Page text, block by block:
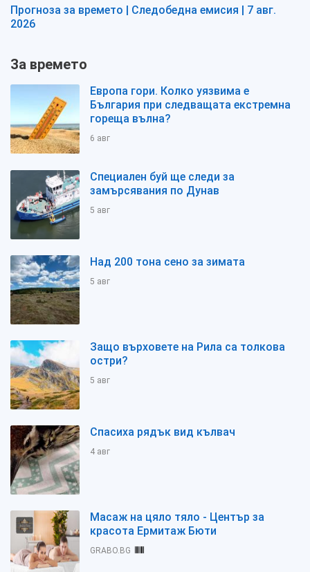
Прогноза за времето | Следобедна емисия | 7 авг.
2026
За времето
Европа гори. Колко уязвима е
България при следващата екстремна
гореща вълна?
6 авг
Специален буй ще следи за
замърсявания по Дунав
5 авг
Над 200 тона сено за зимата
5 авг
Защо върховете на Рила са толкова
остри?
5 авг
Спасиха рядък вид кълвач
4 авг
Масаж на цяло тяло - Център за
красота Ермитаж Бюти
GRABO.BG